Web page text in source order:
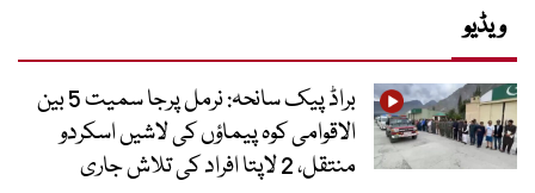
ویڈیو
براڈ پیک سانحہ: نرمل پرجا سمیت 5 بین
الاقوامی کوہ پیماؤں کی لاشیں اسکردو
منتقل، 2 لاپتا افراد کی تلاش جاری